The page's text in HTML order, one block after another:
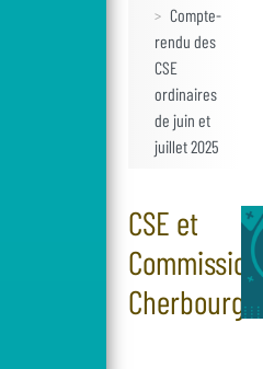
Compte-
rendu des
CSE
ordinaires
de juin et
juillet 2025
CSE et
Cherbourg